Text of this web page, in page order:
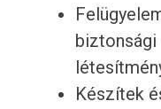
Készítek